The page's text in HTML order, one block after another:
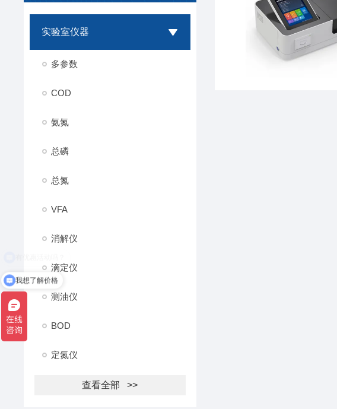
实验室仪器
多参数
COD
氨氮
总磷
总氮
VFA
消解仪
滴定仪
测油仪
BOD
定氮仪
查看全部 >>
我想了解价格